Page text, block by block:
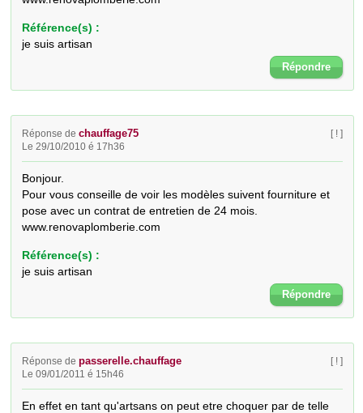
Référence(s) :
je suis artisan
Répondre
Réponse dechauffage75
Le 29/10/2010 é 17h36
[ ! ]
Bonjour.
Pour vous conseille de voir les modèles suivent fourniture et
pose avec un contrat de entretien de 24 mois.
www.renovaplomberie.com
Référence(s) :
je suis artisan
Répondre
Réponse depasserelle.chauffage
Le 09/01/2011 é 15h46
[ ! ]
En effet en tant qu'artsans on peut etre choquer par de telle